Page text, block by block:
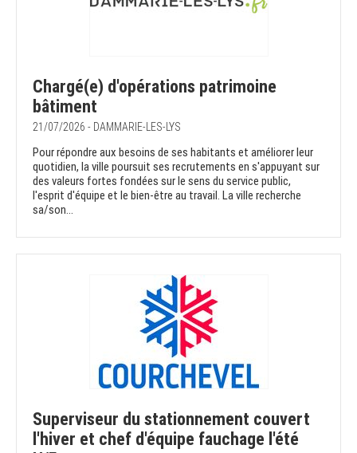
Chargé(e) d'opérations patrimoine
bâtiment
21/07/2026 - DAMMARIE-LES-LYS
Pour répondre aux besoins de ses habitants et améliorer leur
quotidien, la ville poursuit ses recrutements en s'appuyant sur
des valeurs fortes fondées sur le sens du service public,
l'esprit d'équipe et le bien-être au travail. La ville recherche
sa/son...
Superviseur du stationnement couvert
l'hiver et chef d'équipe fauchage l'été